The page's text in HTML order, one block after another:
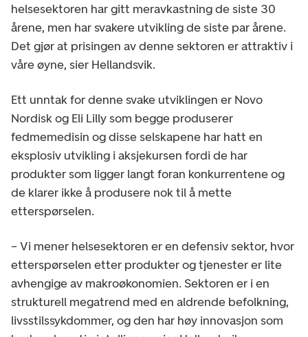
helsesektoren har gitt meravkastning de siste 30
årene, men har svakere utvikling de siste par årene.
Det gjør at prisingen av denne sektoren er attraktiv i
våre øyne, sier Hellandsvik.
Ett unntak for denne svake utviklingen er Novo
Nordisk og Eli Lilly som begge produserer
fedmemedisin og disse selskapene har hatt en
eksplosiv utvikling i aksjekursen fordi de har
produkter som ligger langt foran konkurrentene og
de klarer ikke å produsere nok til å mette
etterspørselen.
– Vi mener helsesektoren er en defensiv sektor, hvor
etterspørselen etter produkter og tjenester er lite
avhengige av makroøkonomien. Sektoren er i en
strukturell megatrend med en aldrende befolkning,
livsstilssykdommer, og den har høy innovasjon som